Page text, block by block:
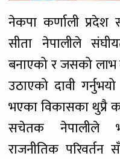
नेकपा कर्णाली
सीता नेपालीले
बनाएको र जसको लाभ
उठाएको दावी
भएका विकासका थुप्रै
सचेतक नेपालीले
राजनीतिक